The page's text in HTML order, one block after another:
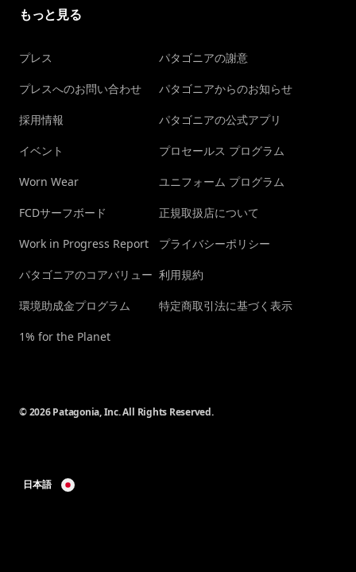
もっと見る
プレス
プレスへのお問い合わせ
採用情報
イベント
Worn Wear
FCDサーフボード
Work in Progress Report
パタゴニアのコアバリュー
環境助成金プログラム
1% for the Planet
パタゴニアの謝意
パタゴニアからのお知らせ
パタゴニアの公式アプリ
プロセールス プログラム
ユニフォーム プログラム
正規取扱店について
プライバシーポリシー
利用規約
特定商取引法に基づく表示
© 2026 Patagonia, Inc. All Rights Reserved.
日本語